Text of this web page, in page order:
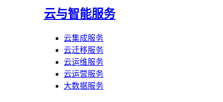
云与智能服务
云集成服务
云迁移服务
云运维服务
云运营服务
大数据服务